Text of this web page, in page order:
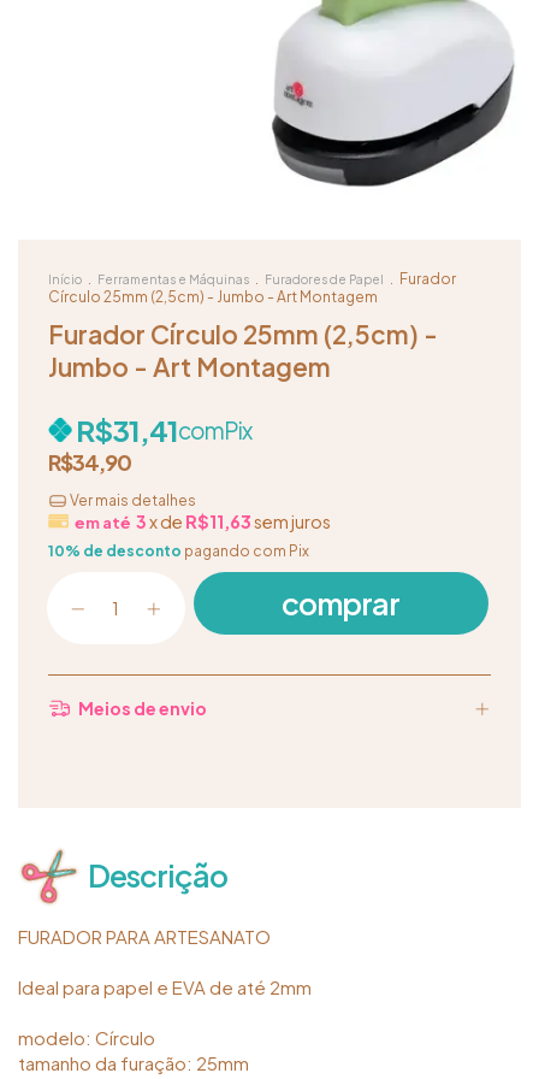
Início Ferramentas e Máquinas Furadores de Papel
Furador
Círculo 25mm (2,5cm) - Jumbo - Art Montagem
Furador Círculo 25mm (2,5cm) -
Jumbo - Art Montagem
R$34,90
R$31,41comPix
3x de R$11,63sem juros
10% de desconto pagando com Pix
Ver mais detalhes
Meios de envio
Descrição
FURADOR PARA ARTESANATO
Ideal para papel e EVA de até 2mm
modelo: Círculo
tamanho da furação: 25mm